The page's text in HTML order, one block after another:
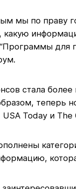
мы по праву
какую
стала
теперь
Today и The